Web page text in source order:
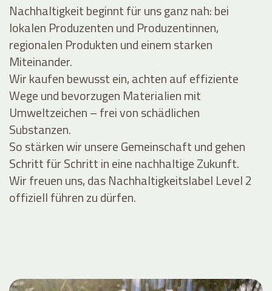
Nachhaltigkeit beginnt für uns ganz nah: bei
lokalen Produzenten und Produzentinnen,
regionalen Produkten und einem starken
Miteinander.
Wir kaufen bewusst ein, achten auf effiziente
Wege und bevorzugen Materialien mit
Umweltzeichen – frei von schädlichen
Substanzen.
So stärken wir unsere Gemeinschaft und gehen
Schritt für Schritt in eine nachhaltige Zukunft.
Wir freuen uns, das Nachhaltigkeitslabel Level 2
offiziell führen zu dürfen.